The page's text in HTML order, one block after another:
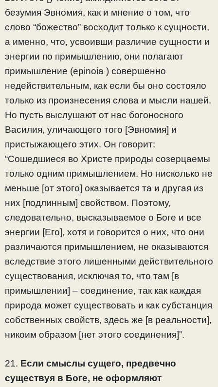
безумия Эвномия, как и мнение о том, что
слово “божество” восходит только к сущности,
а именно, что, усвоивши различие сущности и
энергии по примышлению, они полагают
примышление (epinoia ) совершенно
недействительным, как если бы оно состояло
только из произнесения слова и мысли нашей.
Но пусть выслушают от нас богоносного
Василия, уличающего того [Эвномия] и
пристыжающего этих. Он говорит:
“Сошедшиеся во Христе природы созерцаемы
только одним примышлением. Но нисколько не
меньше [от этого] оказывается та и другая из
них [подлинным] свойством. Поэтому,
следовательно, высказываемое о Боге и все
энергии [Его], хотя и говорится о них, что они
различаются примышлением, не оказываются
вследствие этого лишенными действительного
существования, исключая то, что там [в
примышлении] – соединение, так как каждая
природа может существовать и как субстанция
собственных свойств, здесь же [в реальности],
никоим образом [нет этого соединения]”.
21. Если смыслы сущего, предвечно
существуя в Боге, не оформляют